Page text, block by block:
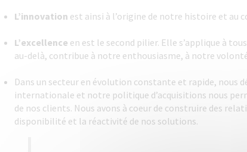
L’innovation est ainsi à l’origine de notre histoire et au
L’excellence en est le second pilier. Elle s’applique à
au-delà, contribue à notre enthousiasme, à notre
Dans un secteur en évolution constante et rapide, nous
internationale et notre politique d’acquisitions nous
de nos clients. Nous avons à coeur de construire des
disponibilité et la réactivité de nos solutions.